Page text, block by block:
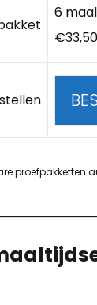
6
€33,50
proefpakketten